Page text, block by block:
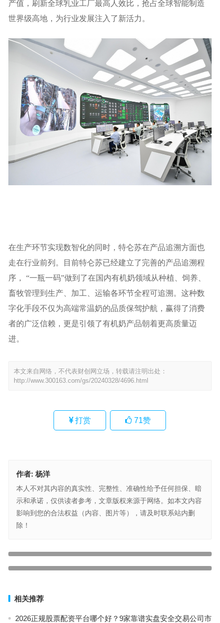
产值，刷新全球乳业工厂最高人效比，抢占全球智能制造
世界级高地，为行业发展注入了新活力。
在生产环节实现数智化的同时，特仑苏在产品追溯方面也
走在行业前列。目前特仑苏已经建立了完善的产品追溯程
序， “一瓶一码”做到了在国内有机奶领域从种植、饲养、
畜牧管理到生产、加工、运输各环节全程可追溯。这种数
字化手段不仅为高端常温奶的品质保驾护航，赢得了消费
者的广泛信赖，更是引领了有机奶产品朝着更高质量迈
进。
本文来自网络，不代表财创网立场，转载请注明出处：
http://www.300163.com/gs/20240328/4696.html
打赏 71赞
作者: 杨洋
本人不对其内容的真实性、完整性、准确性给予任何担保、暗
示和承诺，仅供读者参考，文章版权来源于网络。如本文内容
影响到您的合法权益（内容、图片等），请及时联系站内删
除！
相关推荐
2026正规股票配资平台哪个好？9家靠谱实盘安全交易公司市